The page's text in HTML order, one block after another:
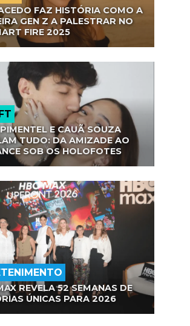
FAZ HISTÓRIA COMO A
GEN Z A PALESTRAR NO
FIRE 2025
E CAUÃ SOUZA
TUDO: DA AMIZADE AO
SOB OS HOLOFOTES
REVELA 52 SEMANAS DE
ÚNICAS PARA 2026